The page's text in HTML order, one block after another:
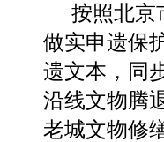
按照北京
做实申遗保
遗文本，同
沿线文物腾
老城文物修